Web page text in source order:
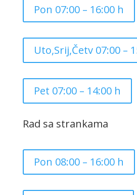
Pon 07:00 – 16:00 h
Uto,Srij,Četv 07:00 –
Pet 07:00 – 14:00 h
Rad sa strankama
Pon 08:00 – 16:00 h